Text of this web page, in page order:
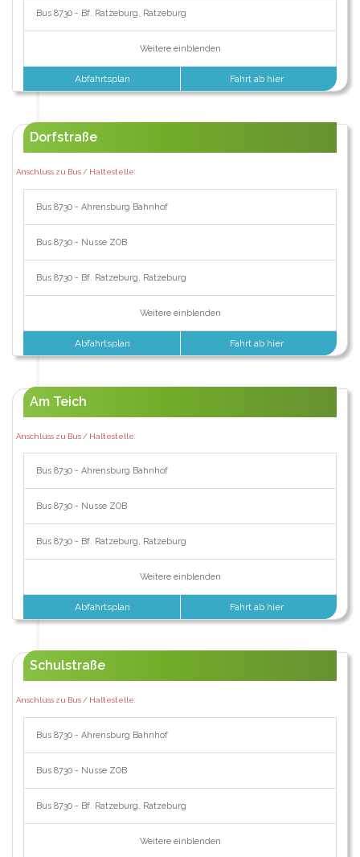
Bus 8730 - Bf. Ratzeburg, Ratzeburg
Weitere einblenden
Abfahrtsplan Fahrt ab hier
Dorfstraße
Anschluss zu Bus / Haltestelle:
Bus 8730 - Ahrensburg Bahnhof
Bus 8730 - Nusse ZOB
Bus 8730 - Bf. Ratzeburg, Ratzeburg
Weitere einblenden
Abfahrtsplan Fahrt ab hier
Am Teich
Anschluss zu Bus / Haltestelle:
Bus 8730 - Ahrensburg Bahnhof
Bus 8730 - Nusse ZOB
Bus 8730 - Bf. Ratzeburg, Ratzeburg
Weitere einblenden
Abfahrtsplan Fahrt ab hier
Schulstraße
Anschluss zu Bus / Haltestelle:
Bus 8730 - Ahrensburg Bahnhof
Bus 8730 - Nusse ZOB
Bus 8730 - Bf. Ratzeburg, Ratzeburg
Weitere einblenden